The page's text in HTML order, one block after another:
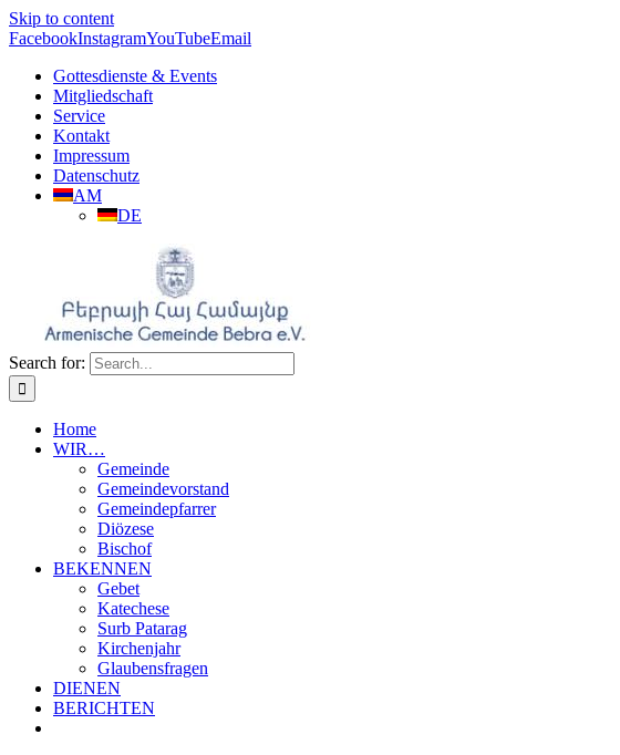
Skip to content
FacebookInstagramYouTubeEmail
Gottesdienste & Events
Mitgliedschaft
Service
Kontakt
Impressum
Datenschutz
AM
DE
Search for:
Home
WIR…
Gemeinde
Gemeindevorstand
Gemeindepfarrer
Diözese
Bischof
BEKENNEN
Gebet
Katechese
Surb Patarag
Kirchenjahr
Glaubensfragen
DIENEN
BERICHTEN